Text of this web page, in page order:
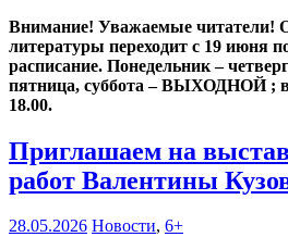
Внимание! Уважаемые читатели!
литературы переходит с 19 июня
расписание. Понедельник –
пятница, суббота – ВЫХОДНОЙ ;
18.00.
Приглашаем на
работ Валентины
28.05.2026 Новости, 6+